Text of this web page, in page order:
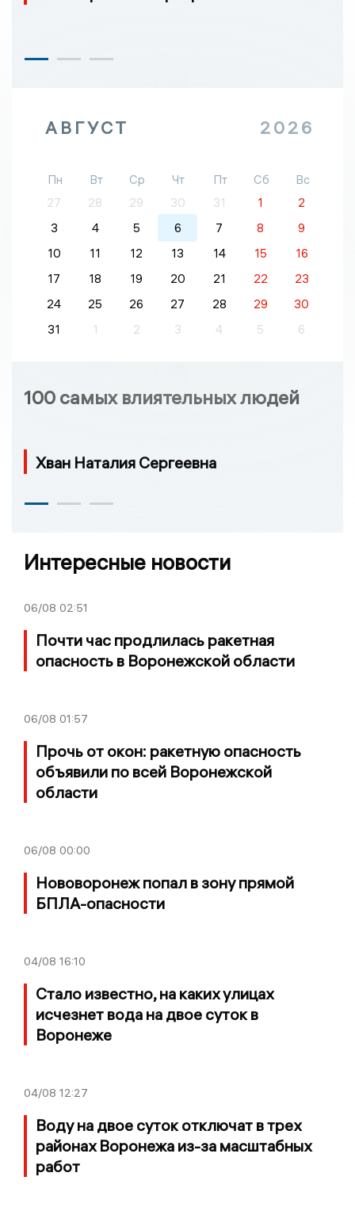
АВГУСТ 2026
Пн Вт Ср Чт Пт Сб
Вс
27
28 29 30 31 1
2
3
4 5 6 7 8
9
10
11 12 13 14 15
16
17
18 19 20 21 22
23
24
25 26 27 28 29
30
31
1 2 3 4 5 6
100 самых влиятельных людей
Хван Наталия Сергеевна
Интересные новости
06/08 02:51
Почти час продлилась ракетная
опасность в Воронежской области
06/08 01:57
Прочь от окон: ракетную опасность
объявили по всей Воронежской
области
06/08 00:00
Нововоронеж попал в зону прямой
БПЛА-опасности
04/08 16:10
Стало известно, на каких улицах
исчезнет вода на двое суток в
Воронеже
04/08 12:27
Воду на двое суток отключат в трех
районах Воронежа из-за масштабных
работ